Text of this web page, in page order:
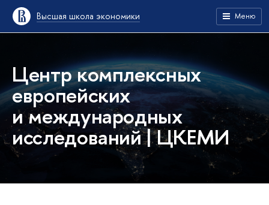
Высшая школа экономики Меню
Центр комплексных
европейских
и международных
исследований | ЦКЕМИ